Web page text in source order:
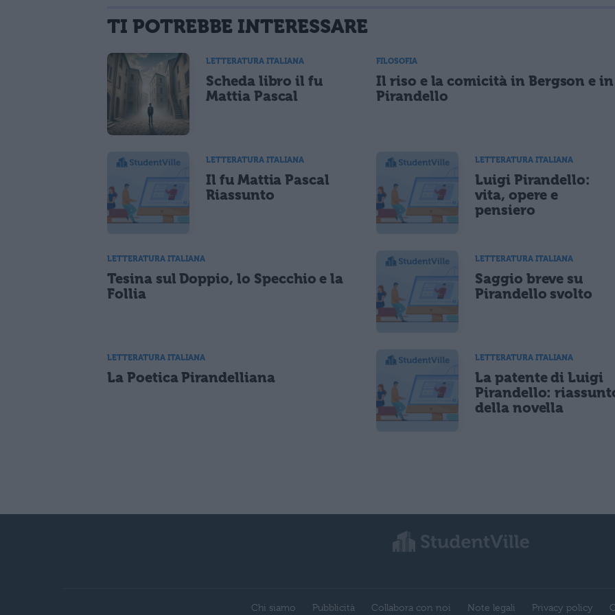
TI POTREBBE INTERESSARE
LETTERATURA ITALIANA
Scheda libro il fu
Mattia Pascal
FILOSOFIA
Il riso e la comicità in Bergson e in
Pirandello
LETTERATURA ITALIANA
Il fu Mattia Pascal
Riassunto
LETTERATURA ITALIANA
Luigi Pirandello:
vita, opere e
pensiero
LETTERATURA ITALIANA
Tesina sul Doppio, lo Specchio e la
Follia
LETTERATURA ITALIANA
Saggio breve su
Pirandello svolto
LETTERATURA ITALIANA
La Poetica Pirandelliana
LETTERATURA ITALIANA
La patente di Luigi
Pirandello:
della novella
Chi siamo Pubblicità Collabora con noi Note legali Privacy policy